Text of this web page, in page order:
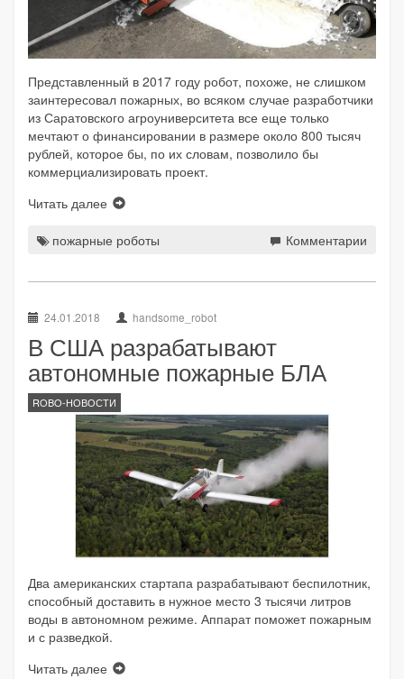
Представленный в 2017 году робот, похоже, не слишком
заинтересовал пожарных, во всяком случае разработчики
из Саратовского агроуниверситета все еще только
мечтают о финансировании в размере около 800 тысяч
рублей, которое бы, по их словам, позволило бы
коммерциализировать проект.
Читать далее
пожарные роботы Комментарии
24.01.2018 handsome_robot
В США разрабатывают
автономные пожарные БЛА
ROBO-НОВОСТИ
Два американских стартапа разрабатывают беспилотник,
способный доставить в нужное место 3 тысячи литров
воды в автономном режиме. Аппарат поможет пожарным
и с разведкой.
Читать далее